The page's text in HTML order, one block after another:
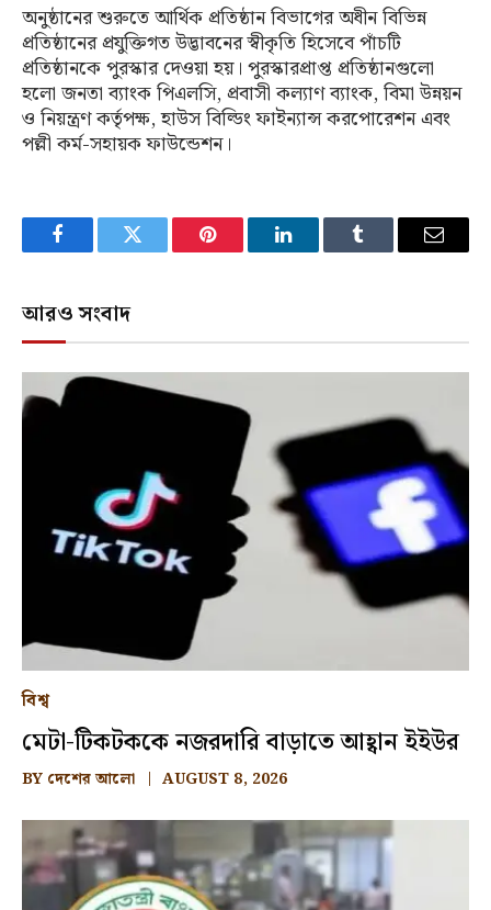
অনুষ্ঠানের শুরুতে আর্থিক প্রতিষ্ঠান বিভাগের অধীন বিভিন্ন
প্রতিষ্ঠানের প্রযুক্তিগত উদ্ভাবনের স্বীকৃতি হিসেবে পাঁচটি
প্রতিষ্ঠানকে পুরস্কার দেওয়া হয়। পুরস্কারপ্রাপ্ত প্রতিষ্ঠানগুলো
হলো জনতা ব্যাংক পিএলসি, প্রবাসী কল্যাণ ব্যাংক, বিমা উন্নয়ন
ও নিয়ন্ত্রণ কর্তৃপক্ষ, হাউস বিল্ডিং ফাইন্যান্স করপোরেশন এবং
পল্লী কর্ম-সহায়ক ফাউন্ডেশন।
FacebookTwitter Pinterest LinkedInTumblr Email
আরও সংবাদ
বিশ্ব
মেটা-টিকটককে নজরদারি বাড়াতে আহ্বান ইইউর
BY দেশের আলো AUGUST 8, 2026